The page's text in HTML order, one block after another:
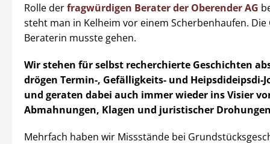
Rolle derfragwürdigen Berater der Oberender AG
steht man in Kelheim vor einem Scherbenhaufen.
Beraterin musste gehen.
Wir stehen für selbst recherchierte Geschichten
drögen Termin-, Gefälligkeits- und Heipsdideipsdi-
und geraten dabei auch immer wieder ins Visier
Abmahnungen, Klagen und juristischer
Mehrfach haben wir Missstände bei